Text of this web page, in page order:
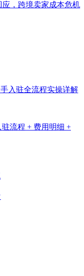
应，跨境卖家成本危机
入驻全流程实操详解
驻流程 + 费用明细 +